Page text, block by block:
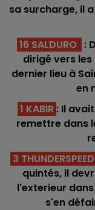
sa surcharge, il
16 SALDURO :
dirigé vers
dernier lieu à
en
1 KABIR : Il
remettre dans
3 THUNDERSPEED
quintés, il
l'exterieur
s'en